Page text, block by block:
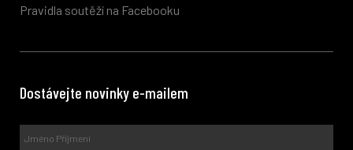
Pravidla soutěží na Facebooku
Dostávejte novinky e-mailem